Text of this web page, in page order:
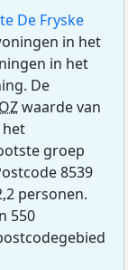
De Fryske
in het
in het
De
waarde van
het
groep
8539
personen.
550